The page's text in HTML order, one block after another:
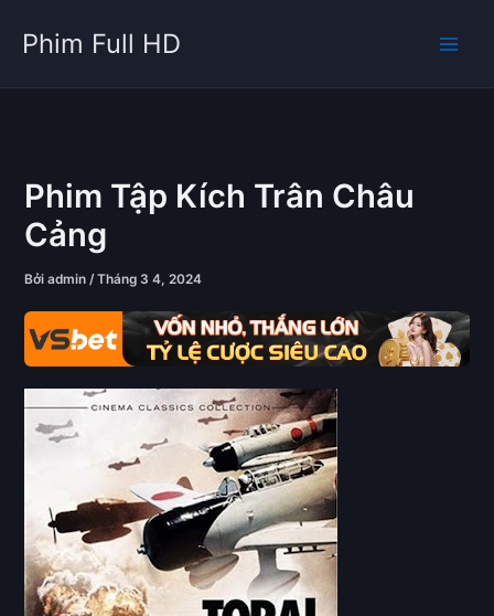
dung
Phim Full HD
Phim Tập Kích Trân Châu
Cảng
Bởiadmin/Tháng 3 4, 2024